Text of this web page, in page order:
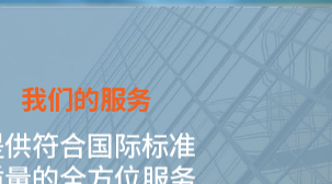
我们的服务
符合国际标准